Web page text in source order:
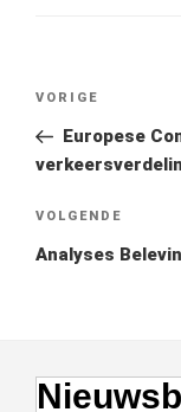
Bericht
Vorig
bericht
VORIGE
Europese
Volgend
bericht
VOLGENDE
Analyses